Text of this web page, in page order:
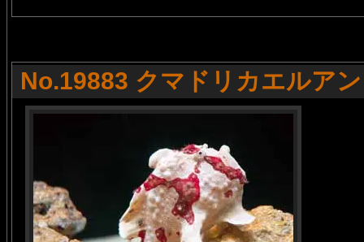
No.19883 クマドリカエルア